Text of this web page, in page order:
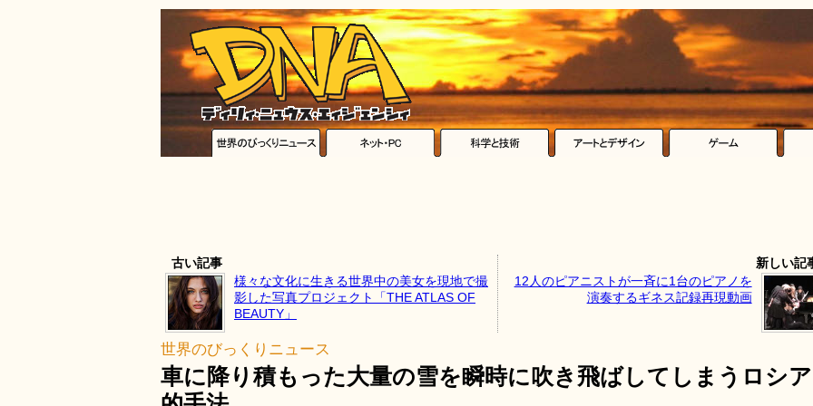
古い記事
様々な文化に生きる世界中の美女を現地で撮
影した写真プロジェクト「THE ATLAS OF
BEAUTY」
新しい記
12人のピアニストが一斉に1台のピアノを
演奏するギネス記録再現動画
世界のびっくりニュース
車に降り積もった大量の雪を瞬時に吹き飛ばしてしまうロシア